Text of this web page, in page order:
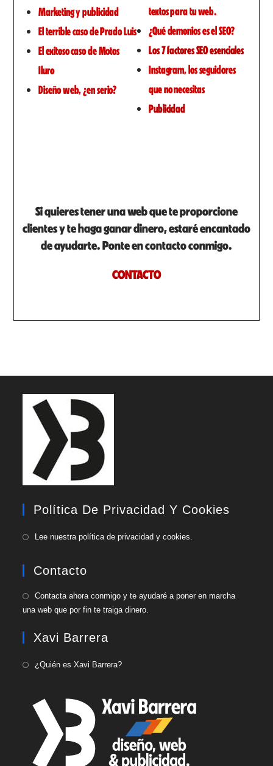
Marketing y publicidad
El terrible caso de Prado Luis
El exitoso caso de Motos
Iluro
Diseño web, ¿en serio?
textos para tu web.
¿Qué demonios es el SEO?
Los 7 factores SEO esenciales
Instagram, los seguidores
que no necesitas
Publicidad
Si quieres tener una web que te proporcione
clientes y te haga ganar dinero, estaré encantado
de ayudarte. Ponte en contacto conmigo.
CONTACTO
Política De Privacidad Y Cookies
Lee nuestra política de privacidad y cookies.
Contacto
Contacta ahora conmigo y te ayudaré a poner en marcha
una web que por fin te traiga dinero.
Xavi Barrera
¿Quién es Xavi Barrera?